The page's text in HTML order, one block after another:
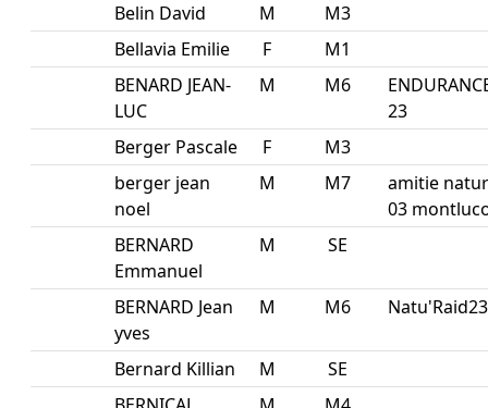
Belin David
M
M3
Bellavia Emilie
F
M1
BENARD JEAN-
LUC
M M6
23
Berger Pascale
F
M3
berger jean
noel
M M7
amitie
03
BERNARD
Emmanuel
M SE
BERNARD Jean
yves
M M6 Natu'Raid23
Bernard Killian M
SE